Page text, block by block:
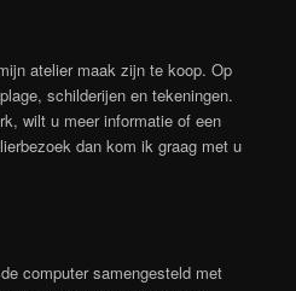
atelier maak zijn te koop. Op
schilderijen en tekeningen.
wilt u meer informatie of een
dan kom ik graag met u
computer samengesteld met